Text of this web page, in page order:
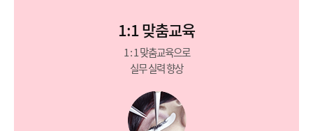
1:1 맞춤교육
1 : 1 맞춤교육으로
실무 실력 향상